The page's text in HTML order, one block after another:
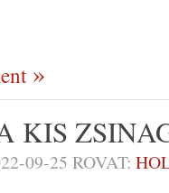
KIS
09-25 ROVAT: